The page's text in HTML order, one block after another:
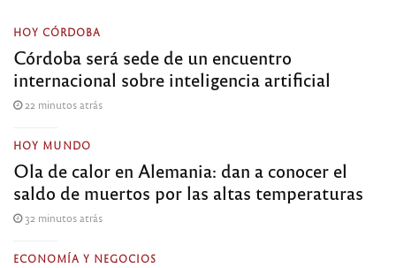
HOY CÓRDOBA
Córdoba será sede de un encuentro
internacional sobre inteligencia artificial
22 minutos atrás
HOY MUNDO
Ola de calor en Alemania: dan a conocer el
saldo de muertos por las altas temperaturas
32 minutos atrás
ECONOMÍA Y NEGOCIOS